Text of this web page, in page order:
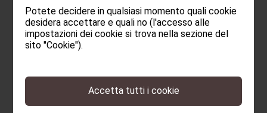
Impressioni
ARTE CULINARIA
BENESSERE ALPINO
NELLA VAL SENALES
In montagna, siamo tutti uguali. Ci si saluta sui
sentieri e ci si sorride amichevolmente - proprio
così. E poiché la montagna è la nostra casa, siamo
altrettanto cordiali, informali e sereni. Questo crea
Potete decidere in qualsiasi momento quali cookie
desidera accettare e quali no (l'accesso alle
impostazioni dei cookie si trova nella sezione del
sito "Cookie").
Accetta tutti i cookie